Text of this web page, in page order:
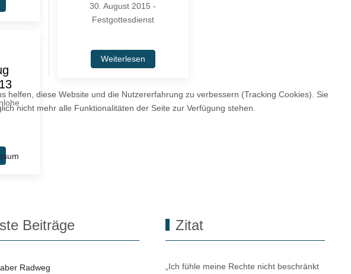
30. August 2015 -
Festgottesdienst
Weiterlesen
Beiträge
Radweg
Zitat
„Ich fühle meine Rechte nicht beschränkt
diese Website und die Nutzererfahrung zu verbessern (Tracking Cookies). Sie
nicht mehr alle Funktionalitäten der Seite zur Verfügung stehen.